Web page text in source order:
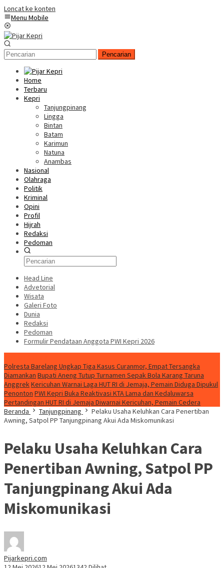
Loncat ke konten
Menu Mobile
Pencarian
Home
Terbaru
Kepri
Tanjungpinang
Lingga
Bintan
Batam
Karimun
Natuna
Anambas
Nasional
Olahraga
Politik
Kriminal
Opini
Profil
Hijrah
Redaksi
Pedoman
Head Line
Advetorial
Wisata
Galeri Foto
Dunia
Redaksi
Pedoman
Formulir Pendataan Anggota PWI Kepri 2026
Polresta Barelang Ungkap Tiga Kasus Curanmor, Empat Tersangka
Diamankan Bupati Aneng Tutup Turnamen Sepak Bola Karang Taruna
AnggrekKericuhan Warnai Laga HUT RI di Jemaja, Pemain Diduga Dipukul
Penonton PWI Kepri Buka Reaktivasi KTA Lama dan Kedaluwarsa
Pertandingan HUT RI di Jemaja Diwarnai Kericuhan, Pemain Cedera
Beranda
Tanjungpinang
Pelaku Usaha Keluhkan Cara Penertiban
Awning, Satpol PP Tanjungpinang Akui Ada Miskomunikasi
Pelaku Usaha Keluhkan Cara
Penertiban Awning, Satpol PP
Tanjungpinang Akui Ada
Miskomunikasi
Pijarkepri.com